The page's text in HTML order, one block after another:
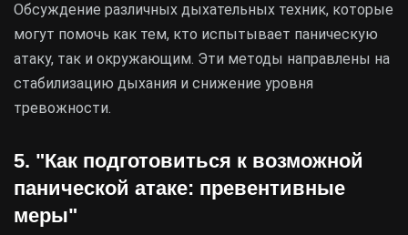
Обсуждение различных дыхательных техник, которые
могут помочь как тем, кто испытывает паническую
атаку, так и окружающим. Эти методы направлены на
стабилизацию дыхания и снижение уровня
тревожности.
5. "Как подготовиться к возможной
панической атаке: превентивные
меры"